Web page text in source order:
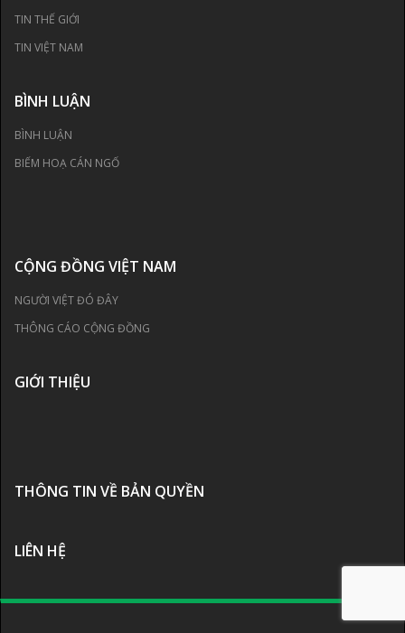
TIN THẾ GIỚI
TIN VIỆT NAM
BÌNH LUẬN
BÌNH LUẬN
BIẾM HOẠ CÁN NGỐ
CỘNG ĐỒNG VIỆT NAM
NGƯỜI VIỆT ĐÓ ĐÂY
THÔNG CÁO CỘNG ĐỒNG
GIỚI THIỆU
THÔNG TIN VỀ BẢN QUYỀN
LIÊN HỆ